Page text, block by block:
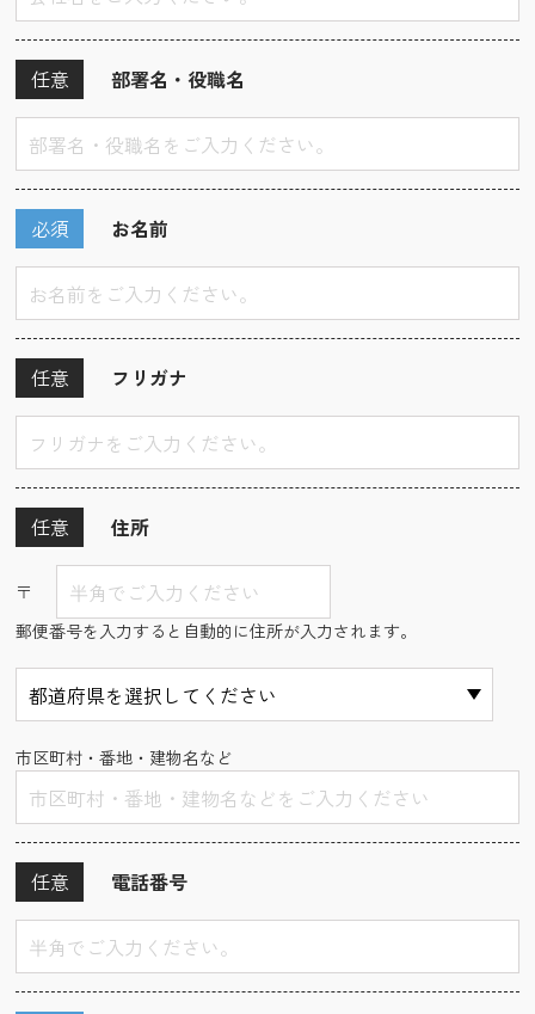
部署名・役職名
任意
お名前
必須
フリガナ
任意
住所
任意
〒
郵便番号を入力すると自動的に住所が入力されます。
市区町村・番地・建物名など
電話番号
任意